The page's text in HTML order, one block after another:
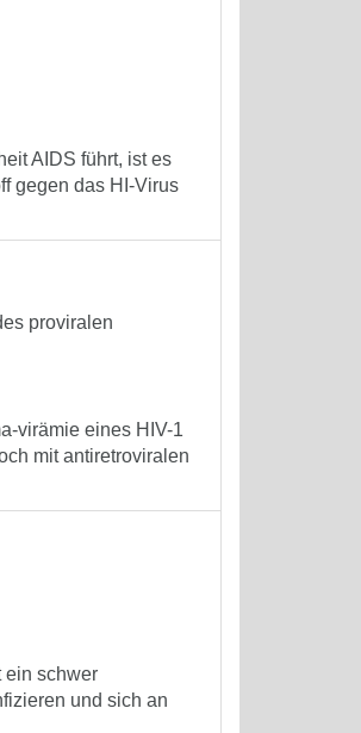
AIDS führt, ist es
gegen das HI-Virus
proviralen
virämie eines HIV-1
mit antiretroviralen
ein schwer
und sich an